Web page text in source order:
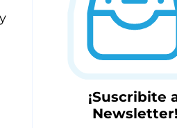
¡Suscribite
Newsletter!